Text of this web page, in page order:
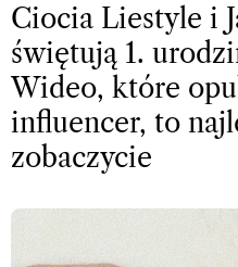
Ciocia Liestyle i
świętują 1.
Wideo, które
influencer, to
zobaczycie